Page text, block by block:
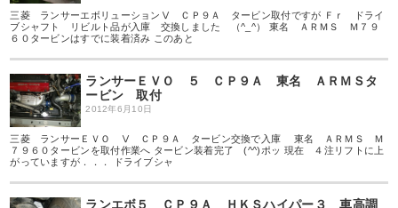
三菱 ランサーエボリューションⅤ ＣＰ９Ａ タービン取付ですが Ｆｒ ドライ
ブシャフト リビルト品が入庫 交換しました （^_^） 東名 ＡＲＭＳ Ｍ７９
６０タービンはすでに装着済み このあと
ランサーＥＶＯ ５ ＣＰ９Ａ 東名 ＡＲＭＳタ
ービン 取付
2012年6月10日
三菱 ランサーＥＶＯ Ⅴ ＣＰ９Ａ タービン交換で入庫 東名 ＡＲＭＳ Ｍ
７９６０タービンを取付作業へ タービン装着完了 (^^)ポッ 現在 ４注リフトに上
がっていますが．．． ドライブシャ
ランエボ５ ＣＰ９Ａ ＨＫＳハイパー３ 車高調